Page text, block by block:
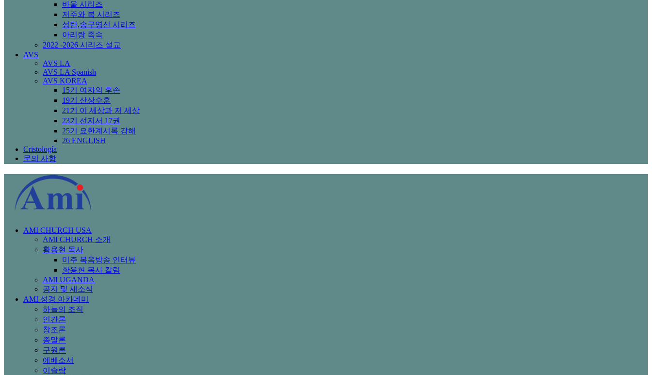
바울 시리즈
저주와 복 시리즈
성탄,송구영신 시리즈
아리랑 족속
2022 -2026 시리즈 설교
AVS
AVS LA
AVS LA Spanish
AVS KOREA
15기 여자의 후손
19기 산상수훈
21기 이 세상과 저 세상
23기 선지서 17권
25기 요한계시록 강해
26 ENGLISH
Cristología
문의 사항
AMI CHURCH USA
AMI CHURCH 소개
황용현 목사
미주 복음방송 인터뷰
황용현 목사 칼럼
AMI UGANDA
공지 및 새소식
AMI 성경 아카데미
하늘의 조직
인간론
창조론
종말론
구원론
에베소서
이슬람